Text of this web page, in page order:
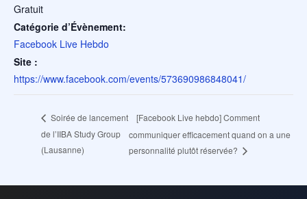
Gratuit
Catégorie d’Évènement:
Facebook Live Hebdo
Site :
https://www.facebook.com/events/573690986848041/
Soirée de lancement
de l’IIBA Study Group
(Lausanne)
[Facebook Live hebdo] Comment
communiquer efficacement quand on a une
personnalité plutôt réservée?